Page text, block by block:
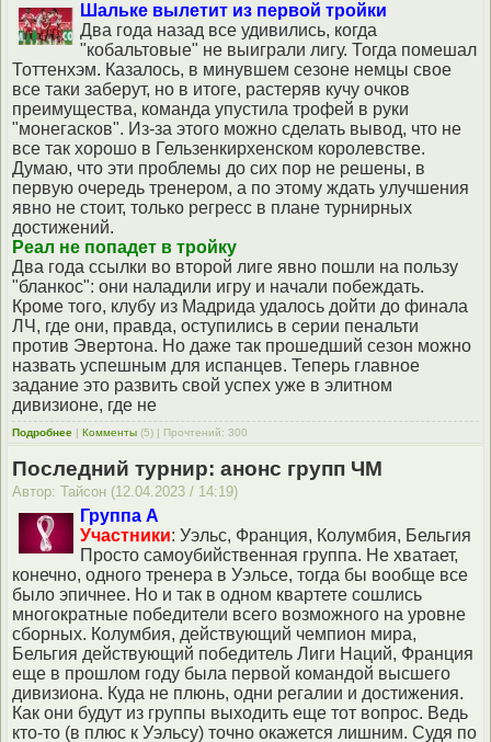
Шальке вылетит из первой тройки
Два года назад все удивились, когда
"кобальтовые" не выиграли лигу. Тогда помешал
Тоттенхэм. Казалось, в минувшем сезоне немцы свое
все таки заберут, но в итоге, растеряв кучу очков
преимущества, команда упустила трофей в руки
"монегасков". Из-за этого можно сделать вывод, что не
все так хорошо в Гельзенкирхенском королевстве.
Думаю, что эти проблемы до сих пор не решены, в
первую очередь тренером, а по этому ждать улучшения
явно не стоит, только регресс в плане турнирных
достижений.
Реал не попадет в тройку
Два года ссылки во второй лиге явно пошли на пользу
"бланкос": они наладили игру и начали побеждать.
Кроме того, клубу из Мадрида удалось дойти до финала
ЛЧ, где они, правда, оступились в серии пенальти
против Эвертона. Но даже так прошедший сезон можно
назвать успешным для испанцев. Теперь главное
задание это развить свой успех уже в элитном
дивизионе, где не
Подробнее | Комменты (5) | Прочтений: 300
Последний турнир: анонс групп ЧМ
Автор: Тайсон (12.04.2023 / 14:19)
Группа А
Участники: Уэльс, Франция, Колумбия, Бельгия
Просто самоубийственная группа. Не хватает,
конечно, одного тренера в Уэльсе, тогда бы вообще все
было эпичнее. Но и так в одном квартете сошлись
многократные победители всего возможного на уровне
сборных. Колумбия, действующий чемпион мира,
Бельгия действующий победитель Лиги Наций, Франция
еще в прошлом году была первой командой высшего
дивизиона. Куда не плюнь, одни регалии и достижения.
Как они будут из группы выходить еще тот вопрос. Ведь
кто-то (в плюс к Уэльсу) точно окажется лишним. Судя по